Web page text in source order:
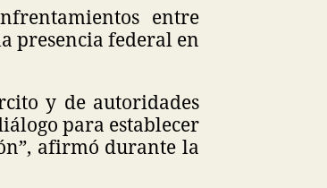
entre
presencia federal en
y de autoridades
para establecer
afirmó durante la